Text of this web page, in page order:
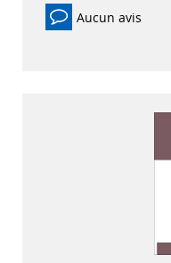
Aucun avis